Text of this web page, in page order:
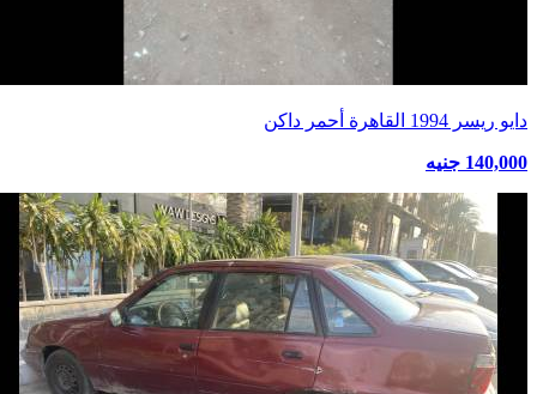
دايو ريسر 1994 القاهرة أحمر داكن
140,000 جنيه